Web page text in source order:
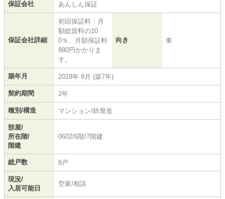
保証会社 あんしん保証
保証会社詳細
初回保証料：月
額総賃料の10
0％、月額保証料
880円かかりま
す。
向き 東
築年月 2019年 8月 (築7年)
契約期間 2年
種別/構造 マンション/鉄骨造
部屋/
所在階/
階建
0602/6階/7階建
総戸数 8戸
現況/
入居可能日
空家/相談